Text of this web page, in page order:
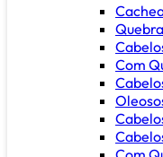
Com